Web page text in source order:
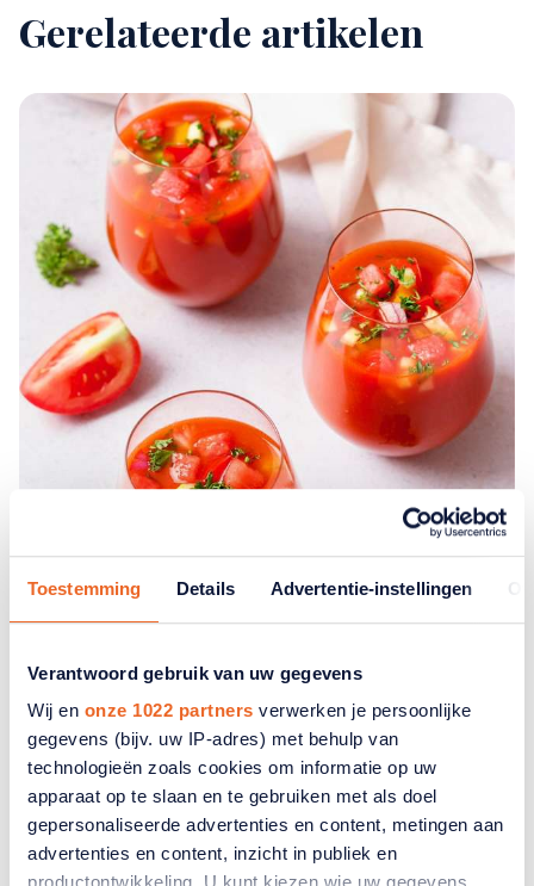
Toestemming Details Advertentie-instellingen
Verantwoord gebruik van uw gegevens
Wij en onze 1022 partners verwerken je persoonlijke
gegevens (bijv. uw IP-adres) met behulp van
technologieën zoals cookies om informatie op uw
apparaat op te slaan en te gebruiken met als doel
gepersonaliseerde advertenties en content, metingen aan
advertenties en content, inzicht in publiek en
Gerelateerde artikelen
Gazpacho - een verfrissende soep
Ontdek hier hoe u Gazpacho maakt. Een heerlijke
verfrissende soep.